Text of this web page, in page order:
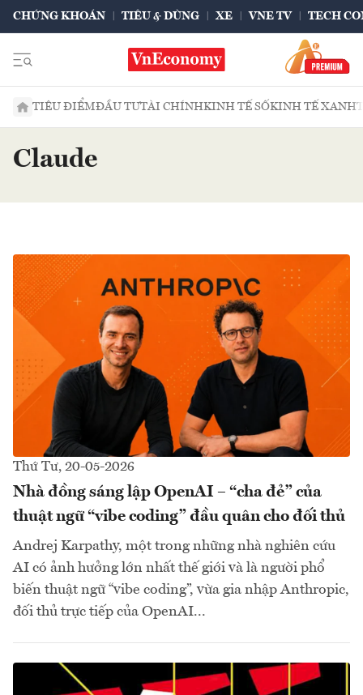
CHỨNG KHOÁN TIÊU & DÙNG XE VNE TV TECH
TIÊU ĐIỂMĐẦU TƯTÀI CHÍNHKINH TẾ SỐKINH TẾ XANH
Claude
Thứ Tư, 20-05-2026
Nhà đồng sáng lập OpenAI – “cha đẻ” của
thuật ngữ “vibe coding” đầu quân cho đối thủ
Andrej Karpathy, một trong những nhà nghiên cứu
AI có ảnh hưởng lớn nhất thế giới và là người phổ
biến thuật ngữ “vibe coding”, vừa gia nhập Anthropic,
đối thủ trực tiếp của OpenAI...